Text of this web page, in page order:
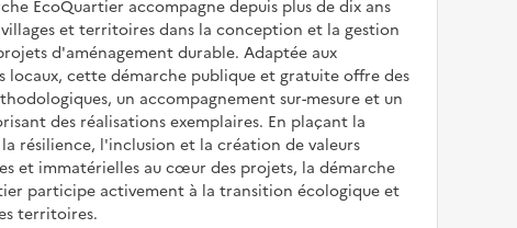
ÉcoQuartier accompagne depuis plus de dix ans
villages et territoires dans la conception et la gestion
d'aménagement durable. Adaptée aux
locaux, cette démarche publique et gratuite offre des
un accompagnement sur-mesure et un
des réalisations exemplaires. En plaçant la
résilience, l'inclusion et la création de valeurs
et immatérielles au cœur des projets, la démarche
participe activement à la transition écologique et
territoires.